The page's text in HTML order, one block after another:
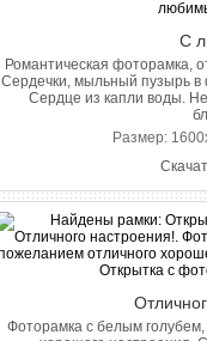
С
Романтическая фоторамка,
Сердечки, мыльный пузырь
Сердце из капли воды.
Размер:
Фоторамка с белым